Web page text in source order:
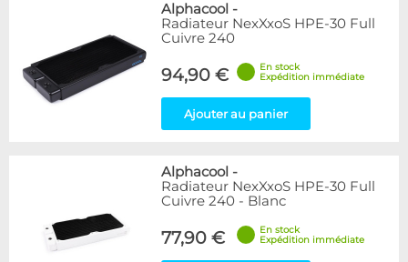
Alphacool -
Radiateur NexXxoS HPE-30 Full
Cuivre 240
94,90 €
En stock
Expédition immédiate
Ajouter au panier
Alphacool -
Radiateur NexXxoS HPE-30 Full
Cuivre 240 - Blanc
77,90 €
En stock
Expédition immédiate